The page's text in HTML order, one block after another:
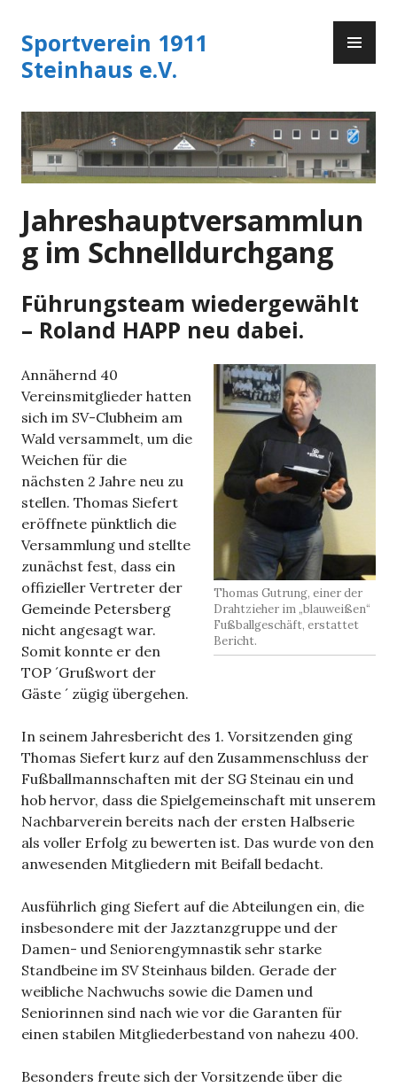
Inhalt
springen
Sportverein 1911
Steinhaus e.V.
Jahreshauptversammlun
g im Schnelldurchgang
Führungsteam wiedergewählt
– Roland HAPP neu dabei.
Thomas Gutrung, einer der
Drahtzieher im „blauweißen“
Fußballgeschäft, erstattet
Bericht.
Annähernd 40
Vereinsmitglieder hatten
sich im SV-Clubheim am
Wald versammelt, um die
Weichen für die
nächsten 2 Jahre neu zu
stellen. Thomas Siefert
eröffnete pünktlich die
Versammlung und stellte
zunächst fest, dass ein
offizieller Vertreter der
Gemeinde Petersberg
nicht angesagt war.
Somit konnte er den
TOP ´Grußwort der
Gäste ´ zügig übergehen.
In seinem Jahresbericht des 1. Vorsitzenden ging
Thomas Siefert kurz auf den Zusammenschluss der
Fußballmannschaften mit der SG Steinau ein und
hob hervor, dass die Spielgemeinschaft mit unserem
Nachbarverein bereits nach der ersten Halbserie
als voller Erfolg zu bewerten ist. Das wurde von den
anwesenden Mitgliedern mit Beifall bedacht.
Ausführlich ging Siefert auf die Abteilungen ein, die
insbesondere mit der Jazztanzgruppe und der
Damen- und Seniorengymnastik sehr starke
Standbeine im SV Steinhaus bilden. Gerade der
weibliche Nachwuchs sowie die Damen und
Seniorinnen sind nach wie vor die Garanten für
einen stabilen Mitgliederbestand von nahezu 400.
Besonders freute sich der Vorsitzende über die